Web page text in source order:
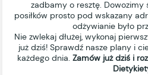
zadbamy o resztę. Dowozimy
posiłków prosto pod wskazany
odżywianie było
Nie zwlekaj dłużej, wykonaj
już dziś! Sprawdź nasze plany i
każdego dnia. Zamów już dziś i